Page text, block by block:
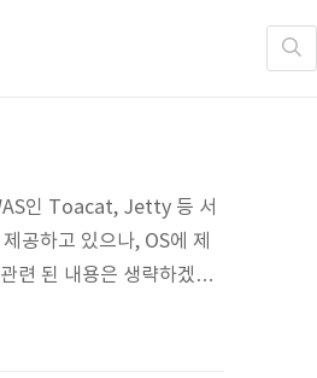
인 Toacat, Jetty 등 서
공하고 있으나, OS에 제
련 된 내용은 생략하겠습
속 후 JDK 설치 windo